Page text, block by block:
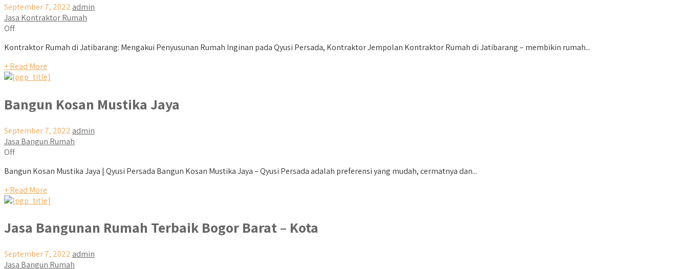
September 7, 2022 admin
Jasa Kontraktor Rumah
Off
Kontraktor Rumah di Jatibarang: Mengakui Penyusunan Rumah Inginan pada Qyusi Persada, Kontraktor Jempolan Kontraktor Rumah di Jatibarang – membikin rumah...
+ Read More
Bangun Kosan Mustika Jaya
September 7, 2022 admin
Jasa Bangun Rumah
Off
Bangun Kosan Mustika Jaya | Qyusi Persada Bangun Kosan Mustika Jaya – Qyusi Persada adalah preferensi yang mudah, cermatnya dan...
+ Read More
Jasa Bangunan Rumah Terbaik Bogor Barat – Kota
September 7, 2022 admin
Jasa Bangun Rumah